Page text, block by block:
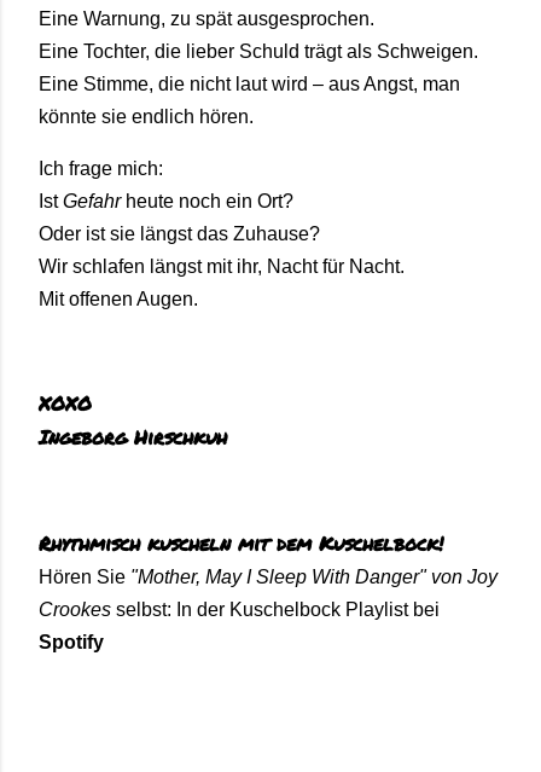
Eine Warnung, zu spätausgesprochen.
Eine Tochter, die lieber Schuld trägtals Schweigen.
Eine Stimme, die nicht lautwird – ausAngst, man
könnte sie endlich hören.
Ich frage mich:
IstGefahr heute noch ein Ort?
Oder istsie längstdas Zuhause?
Wir schlafen längst mit ihr, Nachtfür Nacht.
Mitoffenen Augen.
XOXO
Ingeborg Hirschkuh
Rhythmisch kuscheln mit dem Kuschelbock!
Hören Sie "Mother, May I Sleep With Danger" von Joy
Crookes selbst: In der Kuschelbock Playlist bei
Spotify